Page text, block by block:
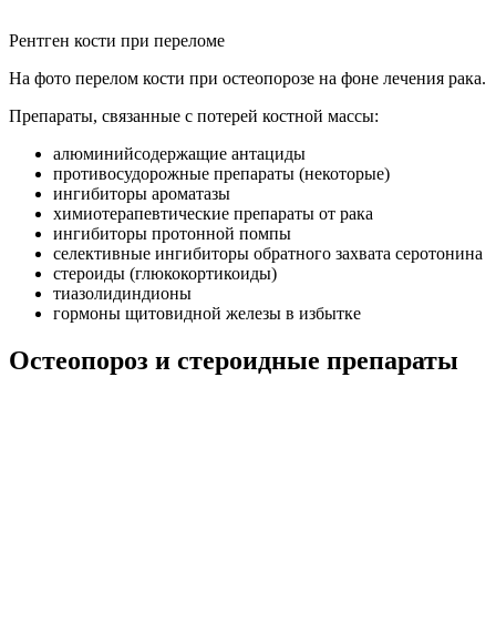
Рентген кости при переломе
На фото перелом кости при остеопорозе на фоне лечения рака.
Препараты, связанные с потерей костной массы:
алюминийсодержащие антациды
противосудорожные препараты (некоторые)
ингибиторы ароматазы
химиотерапевтические препараты от рака
ингибиторы протонной помпы
селективные ингибиторы обратного захвата серотонина
стероиды (глюкокортикоиды)
тиазолидиндионы
гормоны щитовидной железы в избытке
Остеопороз и стероидные препараты